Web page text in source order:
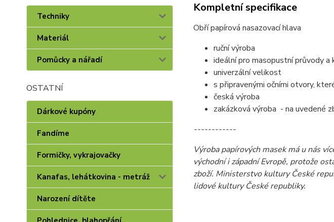
Techniky
Materiál
Pomůcky a nářadí
OSTATNÍ
Dárkové kupóny
Fandíme
Formičky, vykrajovačky
Kanafas, lehátkovina - metráž
Narození dítěte
Kompletní specifikace
Obří papírová nasazovací hlava
ruční výroba
ideální pro masopustní průvody a
univerzální velikost
s připravenými očními otvory,
česká výroba
zakázková výroba - na uvedené
------------
Výroba papírových masek má u nás
východní i západní Evropě, protože
zboží. Ministerstvo kultury České
lidové kultury České republiky.